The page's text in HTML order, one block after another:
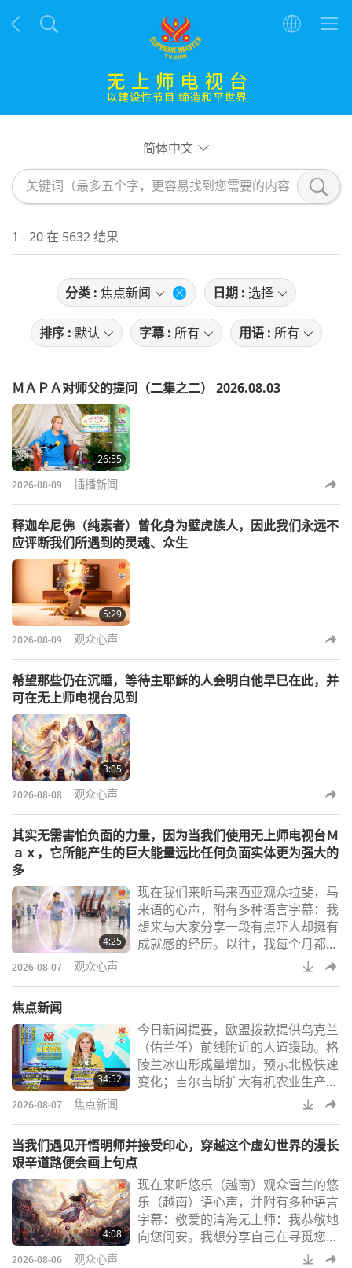
简体中文
1 - 20 在 5632 结果
分类 : 焦点新闻 日期 : 选择
排序 : 默认 字幕 : 所有 用语 : 所有
ＭＡＰＡ对师父的提问（二集之二） 2026.08.03
26:55
2026-08-09 插播新闻
释迦牟尼佛（纯素者）曾化身为壁虎族人，因此我们永远不
应评断我们所遇到的灵魂、众生
5:29
2026-08-09 观众心声
希望那些仍在沉睡，等待主耶稣的人会明白他早已在此，并
可在无上师电视台见到
3:05
2026-08-08 观众心声
其实无需害怕负面的力量，因为当我们使用无上师电视台Ｍ
ａｘ，它所能产生的巨大能量远比任何负面实体更为强大的
多
4:25
现在我们来听马来西亚观众拉斐，马
来语的心声，附有多种语言字幕：我
想来与大家分享一段有点吓人却挺有
成就感的经历。以往，我每个月都会
到当地医院领药。由于等候时间至少
处，我默默祈愿说：「盼望所有灵
魂，无论人类或其他众生，都能遵行
师父的教理。」我甚至走到了一个四
周种满花草植物，有鱼族人栖息的小
2026-08-07 观众心声
焦点新闻
34:52
今日新闻提要，欧盟拨款提供乌克兰
（佑兰任）前线附近的人道援助。格
陵兰冰山形成量增加，预示北极快速
变化；吉尔吉斯扩大有机农业生产；
阿拉伯联合大公国透过对「家长友善
儿；悠乐（越南）高中生冒着汹涌海
浪救出孩童；美国透过新宣传活动推
在喀麦隆接受腿部手术后与森林家族
重聚。这里有个小诀窍：若您正在对
抗感染，低声细语可能弊大于利。当
您的声音感到沙哑
2026-08-07 焦点新闻
当我们遇见开悟明师并接受印心，穿越这个虚幻世界的漫长
艰辛道路便会画上句点
4:08
现在来听悠乐（越南）观众雪兰的悠
乐（越南）语心声，并附有多种语言
字幕：敬爱的清海无上师：我恭敬地
向您问安。我想分享自己在寻觅您的
道路上的体验与因缘。一九八七年，
2026-08-06 观众心声